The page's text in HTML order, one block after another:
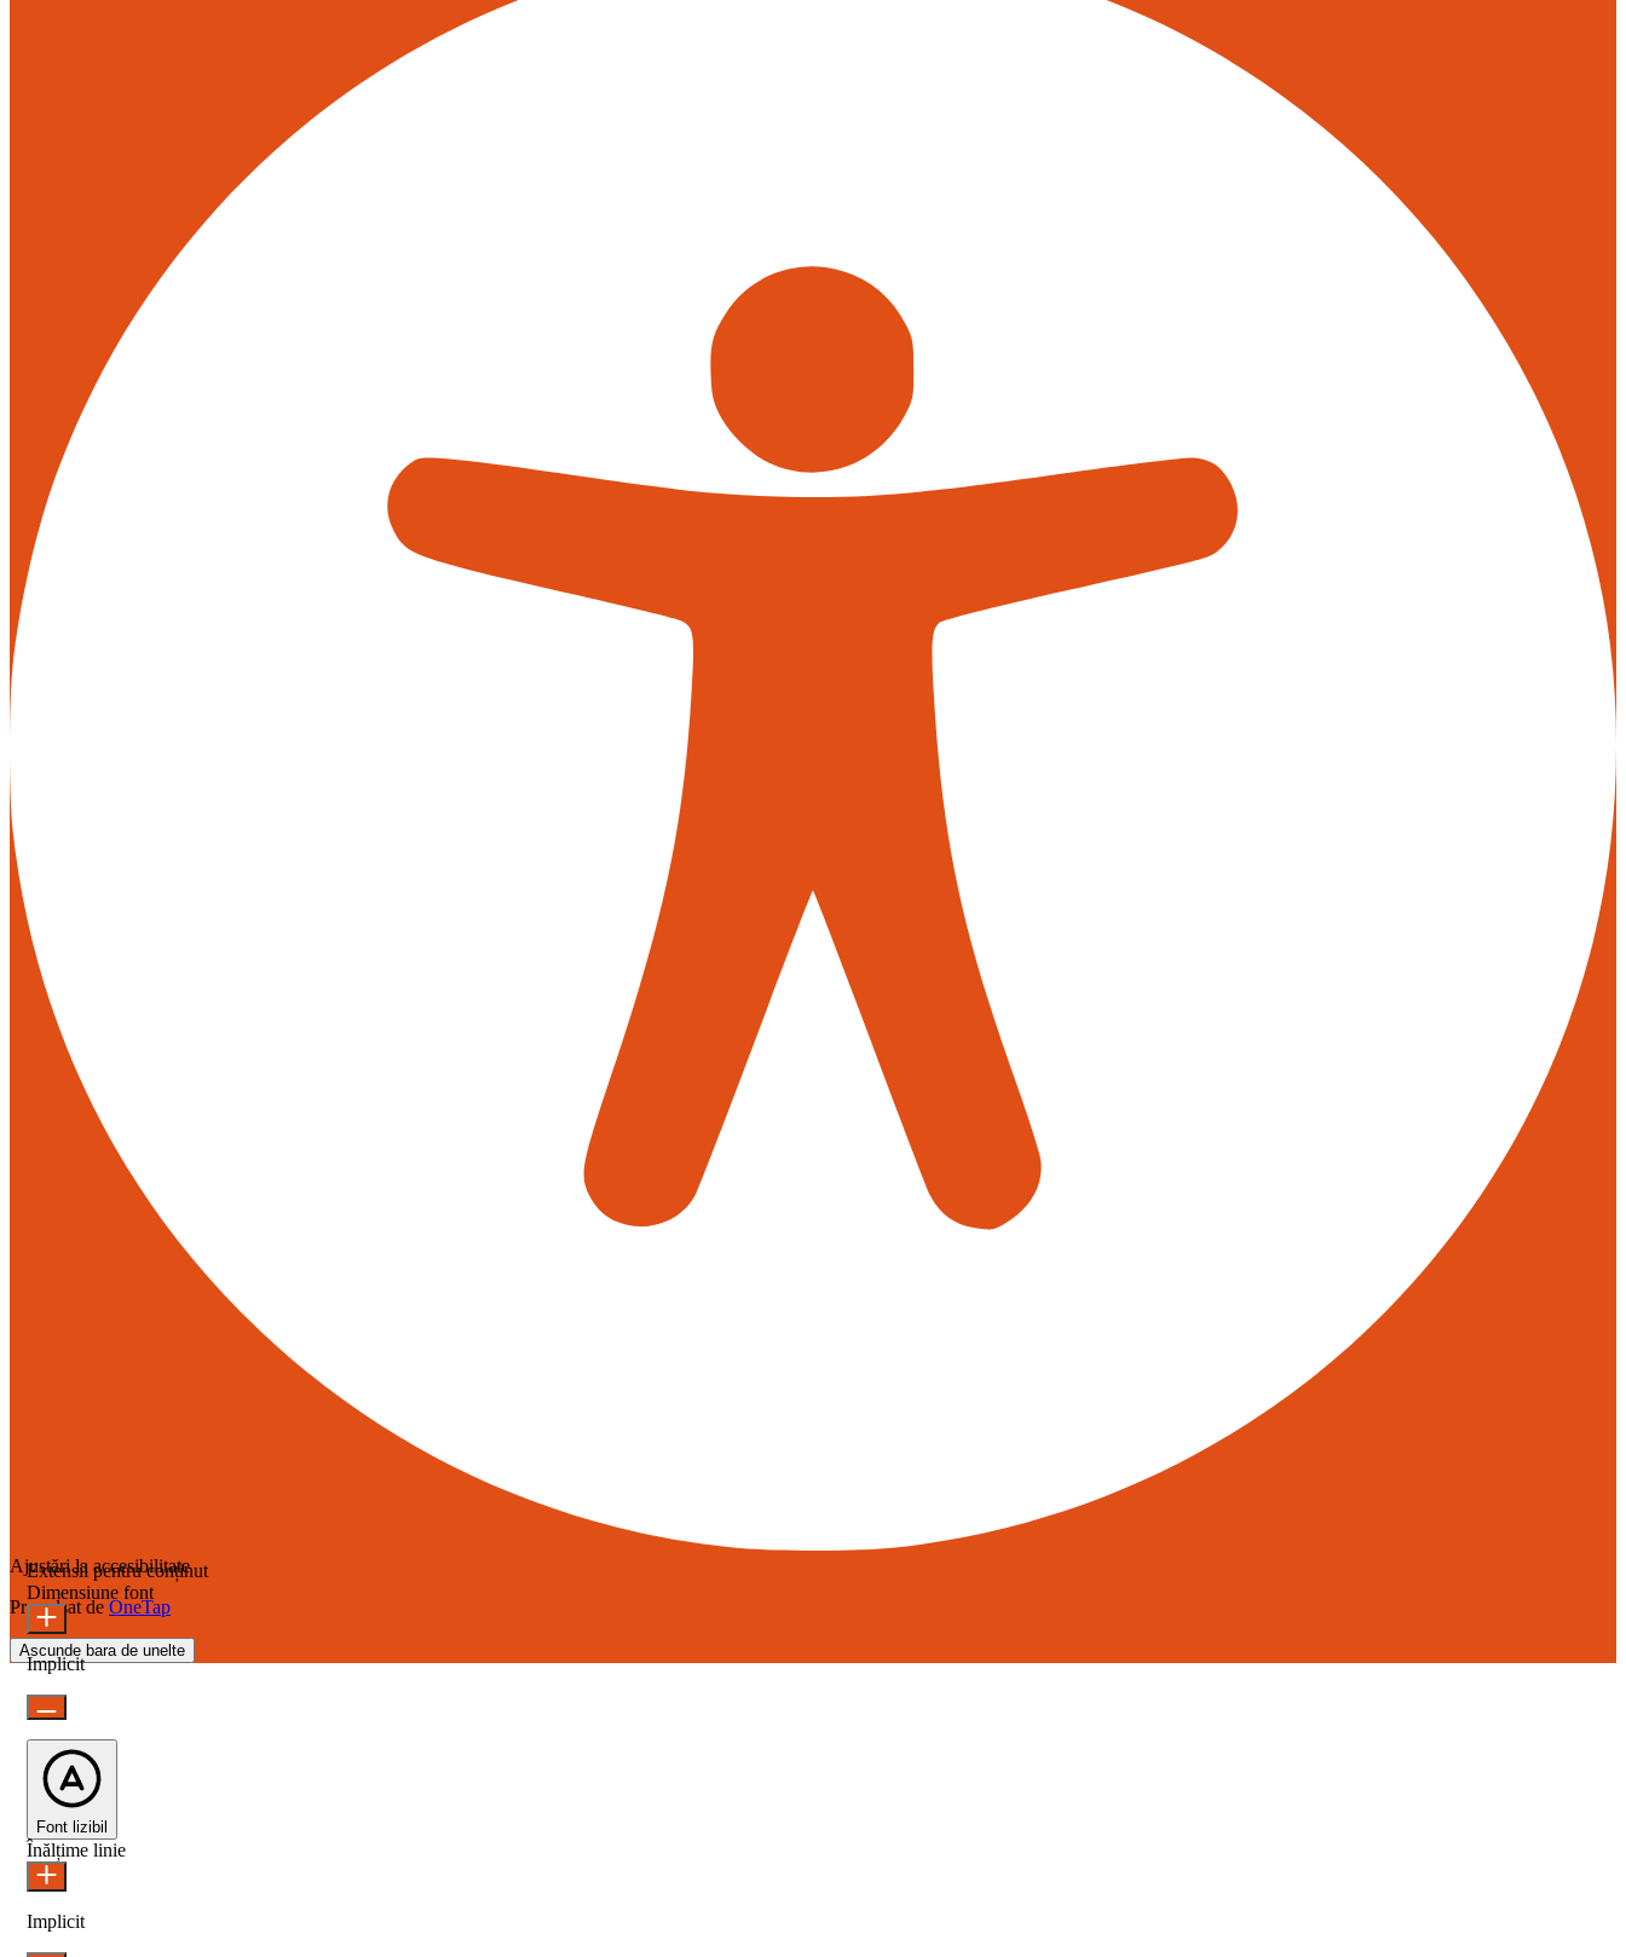
Ajustări la accesibilitate
Propulsat de OneTap
Ascunde bara de unelte
Extensii pentru conținut
Dimensiune font
Implicit
Font lizibil
Înălțime linie
Implicit